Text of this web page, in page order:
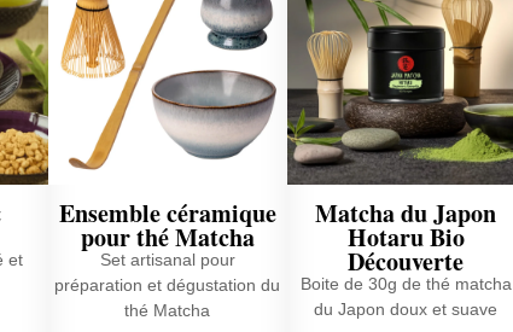
et
Ensemble céramique
pour thé Matcha
Set artisanal pour
préparation et dégustation du
thé Matcha
Matcha du Japon
Hotaru Bio
Découverte
Boite de 30g de thé matcha
du Japon doux et suave